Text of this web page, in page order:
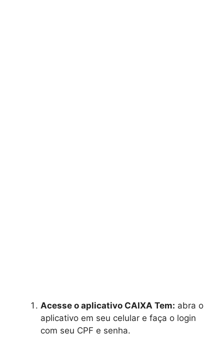
Acesse o aplicativo CAIXA Tem: abra o
aplicativo em seu celular e faça o login
com seu CPF e senha.